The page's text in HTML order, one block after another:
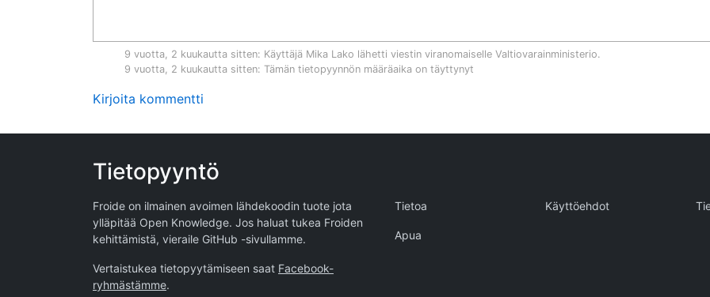
9 vuotta, 2 kuukautta sitten: Käyttäjä Mika Lako lähetti viestin viranomaiselle Valtiovarainministerio.
9 vuotta, 2 kuukautta sitten: Tämän tietopyynnön määräaika on täyttynyt
Kirjoita kommentti
Tietopyyntö
Froide on ilmainen avoimen lähdekoodin tuote jota
ylläpitää Open Knowledge. Jos haluat tukea Froiden
kehittämistä, vieraile GitHub -sivullamme.
Vertaistukea tietopyytämiseen saat Facebook-
ryhmästämme.
Tietoa Käyttöehdot
Apua